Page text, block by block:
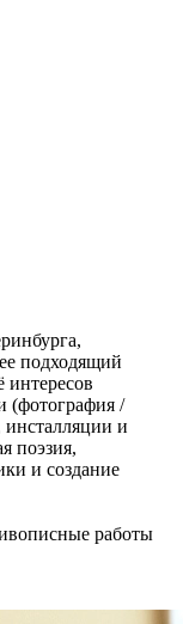
подходящий
интересов
(фотография /
и
поэзия,
и создание
работы